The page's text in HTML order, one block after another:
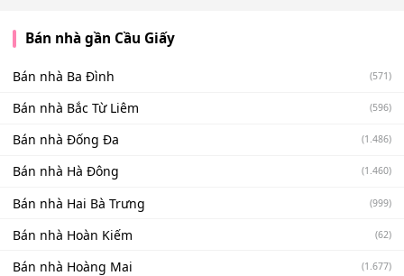
Bán nhà gần Cầu Giấy
Bán nhà Ba Đình (571)
Bán nhà Bắc Từ Liêm (596)
Bán nhà Đống Đa (1.486)
Bán nhà Hà Đông (1.460)
Bán nhà Hai Bà Trưng (999)
Bán nhà Hoàn Kiếm (62)
Bán nhà Hoàng Mai (1.677)